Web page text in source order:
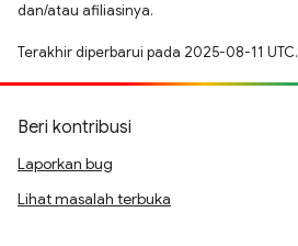
dan/atau afiliasinya.
Terakhir diperbarui pada 2025-08-11 UTC.
Beri kontribusi
Laporkan bug
Lihat masalah terbuka